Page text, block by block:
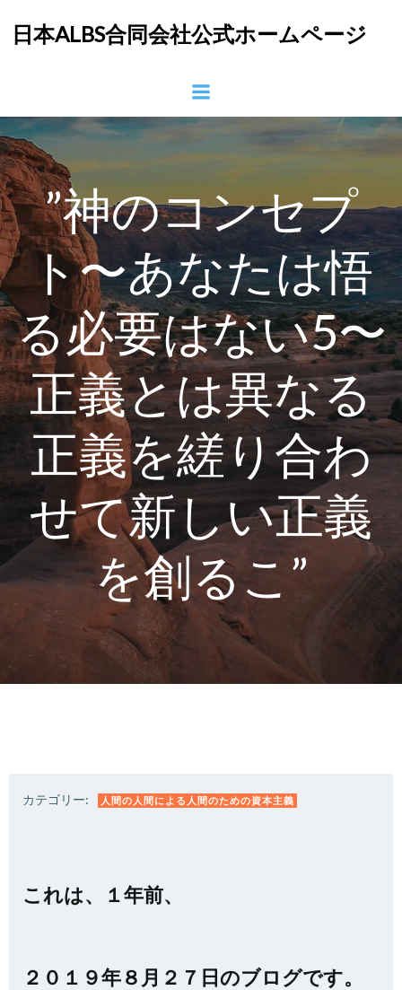
ン
ツ
へ
プ
日本ALBS合同会社公式ホームページ
”神のコンセプ
ト〜あなたは悟
る必要はない5〜
正義とは異なる
正義を縒り合わ
せて新しい正義
を創るこ”
カテゴリー: 人間の人間による人間のための資本主義
これは、１年前、
２０１９年８月２７日のブログです。